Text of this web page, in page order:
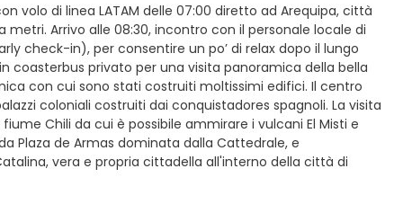
volo di linea LATAM delle 07:00 diretto ad Arequipa, città
Arrivo alle 08:30, incontro con il personale locale di
check-in), per consentire un po’ di relax dopo il lungo
coasterbus privato per una visita panoramica della bella
con cui sono stati costruiti moltissimi edifici. Il centro
coloniali costruiti dai conquistadores spagnoli. La visita
Chili da cui è possibile ammirare i vulcani El Misti e
Plaza de Armas dominata dalla Cattedrale, e
vera e propria cittadella all'interno della città di